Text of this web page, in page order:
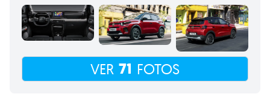
VER 71 FOTOS